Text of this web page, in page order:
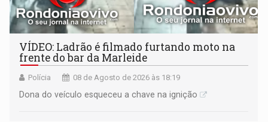
VÍDEO: Ladrão é filmado furtando moto na
frente do bar da Marleide
Polícia 08 de Agosto de 2026 às 18:19
Dona do veículo esqueceu a chave na ignição